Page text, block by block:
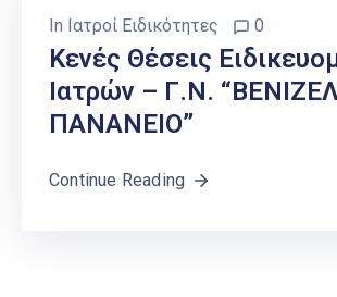
In Ιατροί Ειδικότητες 0
Κενές Θέσεις
Ιατρών – Γ.Ν.
ΠΑΝΑΝΕΙΟ”
Continue Reading